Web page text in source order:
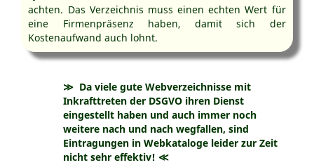
achten. Das Verzeichnis muss einen echten Wert für
eine Firmenpräsenz haben, damit sich der
Kostenaufwand auch lohnt.
≫ Da viele gute Webverzeichnisse mit
Inkrafttreten der DSGVO ihren Dienst
eingestellt haben und auch immer noch
weitere nach und nach wegfallen, sind
Eintragungen in Webkataloge leider zur Zeit
nicht sehr effektiv! ≪